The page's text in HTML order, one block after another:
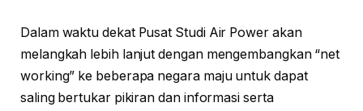
Dalam waktu dekat Pusat Studi Air Power akan
melangkah lebih lanjut dengan mengembangkan “net
working” ke beberapa negara maju untuk dapat
saling bertukar pikiran dan informasi serta